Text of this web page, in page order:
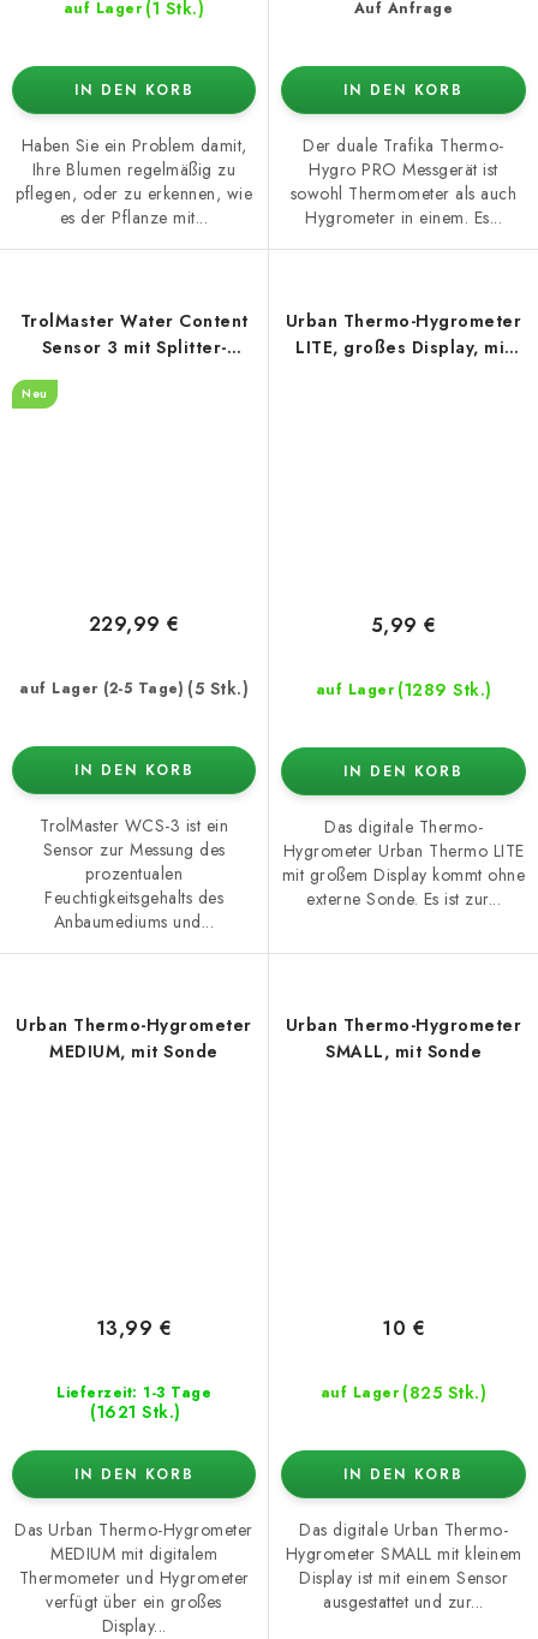
auf Lager (1 Stk.)
IN DEN KORB
Haben Sie ein Problem damit,
Ihre Blumen regelmäßig zu
pflegen, oder zu erkennen, wie
es der Pflanze mit...
Auf Anfrage
IN DEN KORB
Der duale Trafika Thermo-
Hygro PRO Messgerät ist
sowohl Thermometer als auch
Hygrometer in einem. Es...
TrolMaster Water Content
Sensor 3 mit Splitter-
Kabelset (WCS-3)
Neu
auf Lager (2-5 Tage) (5 Stk.)
229,99 €
IN DEN KORB
TrolMaster WCS-3 ist ein
Sensor zur Messung des
prozentualen
Feuchtigkeitsgehalts des
Anbaumediums und...
Urban Thermo-Hygrometer
LITE, großes Display, mit
auf Lager (1289 Stk.)
5,99 €
IN DEN KORB
Das digitale Thermo-
Hygrometer Urban Thermo LITE
mit großem Display kommt ohne
externe Sonde. Es ist zur...
Urban Thermo-Hygrometer
MEDIUM, mit Sonde
Lieferzeit: 1-3 Tage
(1621 Stk.)
13,99 €
IN DEN KORB
Das Urban Thermo-Hygrometer
MEDIUM mit digitalem
Thermometer und Hygrometer
verfügt über ein großes
Display...
Urban Thermo-Hygrometer
SMALL, mit Sonde
auf Lager (825 Stk.)
10 €
IN DEN KORB
Das digitale Urban Thermo-
Hygrometer SMALL mit kleinem
Display ist mit einem Sensor
ausgestattet und zur...